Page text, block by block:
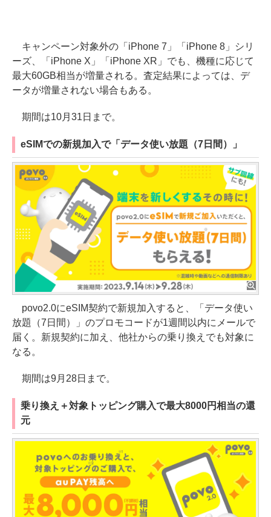
キャンペーン対象外の「iPhone 7」「iPhone 8」シリ
ーズ、「iPhone X」「iPhone XR」でも、機種に応じて
最大60GB相当が増量される。査定結果によっては、デ
ータが増量されない場合もある。
期間は10月31日まで。
eSIMでの新規加入で「データ使い放題（7日間）」
povo2.0にeSIM契約で新規加入すると、「データ使い
放題（7日間）」のプロモコードが1週間以内にメールで
届く。新規契約に加え、他社からの乗り換えでも対象に
なる。
期間は9月28日まで。
乗り換え＋対象トッピング購入で最大8000円相当の還
元